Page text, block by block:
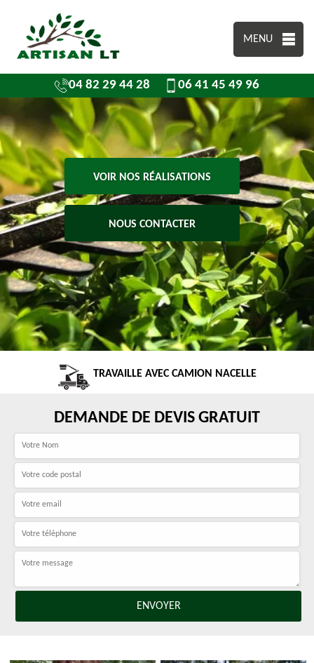
MENU
04 82 29 44 28 06 41 45 49 96
VOIR NOS RÉALISATIONS
NOUS CONTACTER
TRAVAILLE AVEC CAMION NACELLE
DEMANDE DE DEVIS GRATUIT